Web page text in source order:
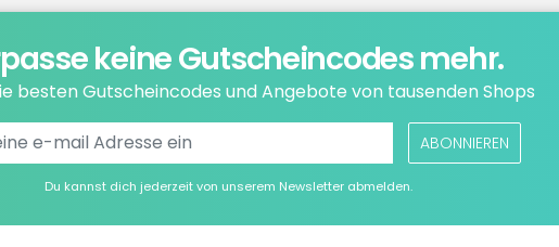
keine Gutscheincodes mehr.
besten Gutscheincodes und Angebote von tausenden Shops
ABONNIEREN
Du kannst dich jederzeit von unserem Newsletter abmelden.